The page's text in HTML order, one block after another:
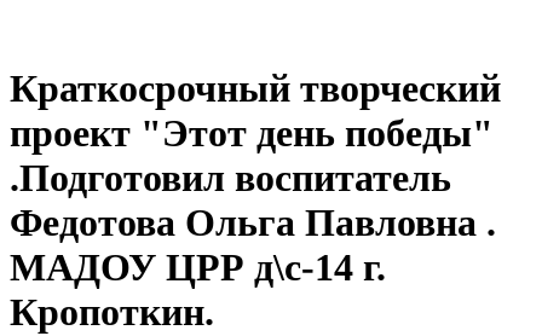
Краткосрочный творческий
проект "Этот день победы"
.Подготовил воспитатель
Федотова Ольга Павловна .
МАДОУ ЦРР д\с-14 г.
Кропоткин.